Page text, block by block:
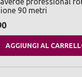
90 metri
AGGIUNGI AL